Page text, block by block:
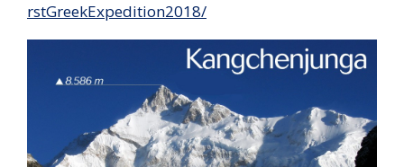
rstGreekExpedition2018/